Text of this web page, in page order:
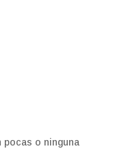
pocas o ninguna